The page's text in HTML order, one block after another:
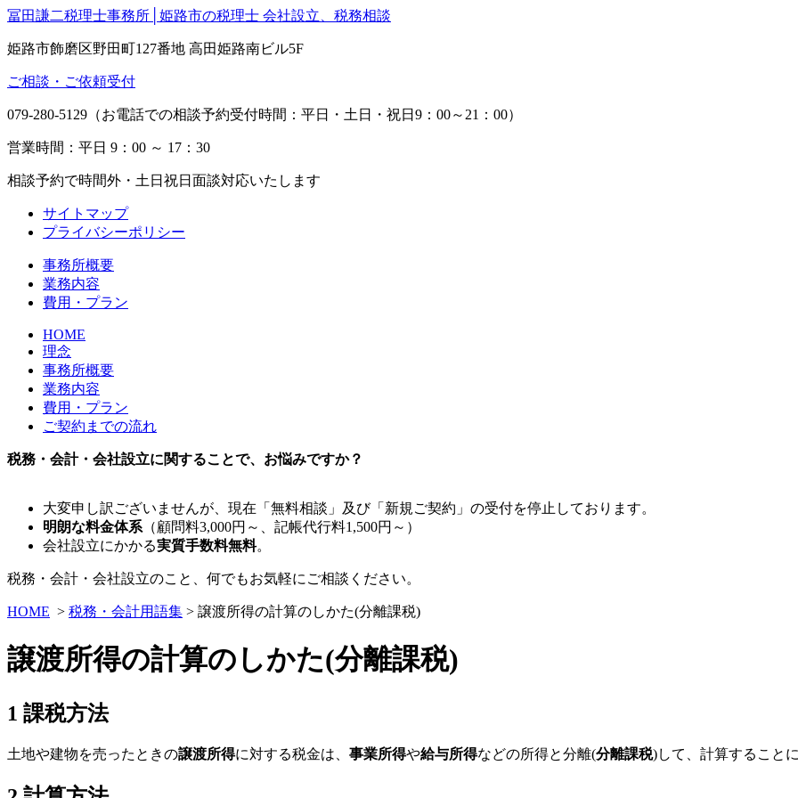
冨田謙二税理士事務所│姫路市の税理士 会社設立、税務相談
姫路市飾磨区野田町127番地 高田姫路南ビル5F
ご相談・ご依頼受付
079-280-5129（お電話での相談予約受付時間：平日・土日・祝日9：00～21：00）
営業時間：平日 9：00 ～ 17：30
相談予約で時間外・土日祝日面談対応いたします
サイトマップ
プライバシーポリシー
事務所概要
業務内容
費用・プラン
HOME
理念
事務所概要
業務内容
費用・プラン
ご契約までの流れ
税務・会計・会社設立に関することで、お悩みですか？
大変申し訳ございませんが、現在「無料相談」及び「新規ご契約」の受付を停止しております。
明朗な料金体系 （顧問料3,000円～、記帳代行料1,500円～）
会社設立にかかる実質手数料無料。
税務・会計・会社設立のこと、何でもお気軽にご相談ください。
HOME > 税務・会計用語集 > 譲渡所得の計算のしかた(分離課税)
譲渡所得の計算のしかた(分離課税)
1 課税方法
土地や建物を売ったときの譲渡所得に対する税金は、 事業所得や給与所得などの所得と分離(分離課税)して、計算すること